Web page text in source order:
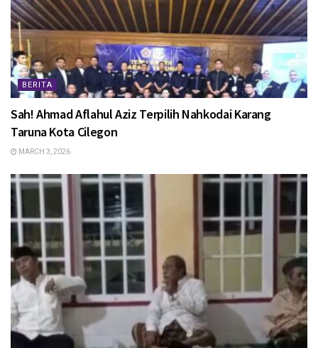
BERITA
Sah! Ahmad Aflahul Aziz Terpilih Nahkodai Karang
Taruna Kota Cilegon
MARCH 3, 2026